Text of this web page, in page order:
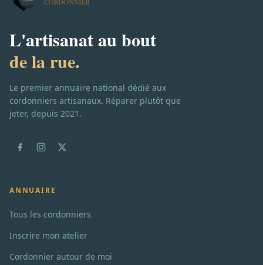
L'artisanat au bout
de la rue.
Le premier annuaire national dédié aux
cordonniers artisanaux. Réparer plutôt que
jeter, depuis 2021.
ANNUAIRE
Tous les cordonniers
Inscrire mon atelier
Cordonnier autour de moi